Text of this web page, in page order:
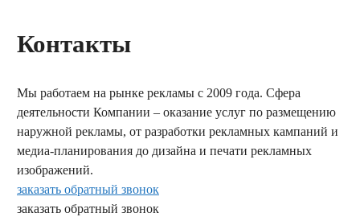
Контакты
Мы работаем на рынке рекламы с 2009 года. Сфера
деятельности Компании – оказание услуг по размещению
наружной рекламы, от разработки рекламных кампаний и
медиа-планирования до дизайна и печати рекламных
изображений.
заказать обратный звонок
заказать обратный звонок